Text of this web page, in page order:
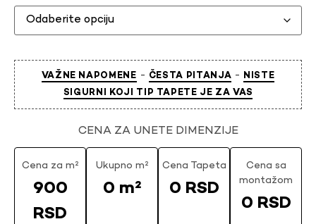
VAŽNE NAPOMENE - ČESTA PITANJA -
NISTE
SIGURNI KOJI TIP TAPETE JE ZA VAS
CENA ZA UNETE DIMENZIJE
Cena za m²
900
RSD
Ukupno m²
0 m²
Cena Tapeta
0 RSD
Cena sa
montažom
0 RSD